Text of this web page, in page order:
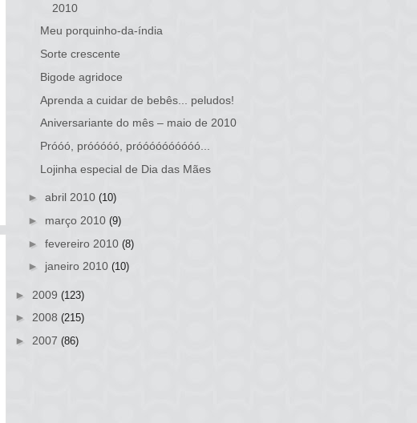
2010
Meu porquinho-da-índia
Sorte crescente
Bigode agridoce
Aprenda a cuidar de bebês... peludos!
Aniversariante do mês – maio de 2010
Próóó, próóóóó, próóóóóóóóóó...
Lojinha especial de Dia das Mães
► abril 2010 (10)
► março 2010 (9)
► fevereiro 2010 (8)
► janeiro 2010 (10)
► 2009 (123)
► 2008 (215)
► 2007 (86)